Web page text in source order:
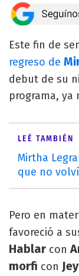
Este fin de
regreso de
debut de su
programa, ya
LEÉ TAMBIÉN
Mirtha
que no
Pero en
favoreció a
Hablar con
morfi con